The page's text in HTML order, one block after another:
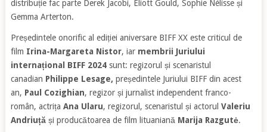
distribuție fac parte Derek Jacobi, Eliott Gould, Sophie Nélisse și
Gemma Arterton.
Președintele onorific al ediției aniversare BIFF XX este criticul de
film Irina-Margareta Nistor, iar membrii Juriului
internațional BIFF 2024 sunt: regizorul și scenaristul
canadian Philippe Lesage, președintele Juriului BIFF din acest
an, Paul Cozighian, regizor și jurnalist independent franco-
român, actrița Ana Ularu, regizorul, scenaristul și actorul Valeriu
Andriuță și producătoarea de film lituaniană Marija Razgutė.